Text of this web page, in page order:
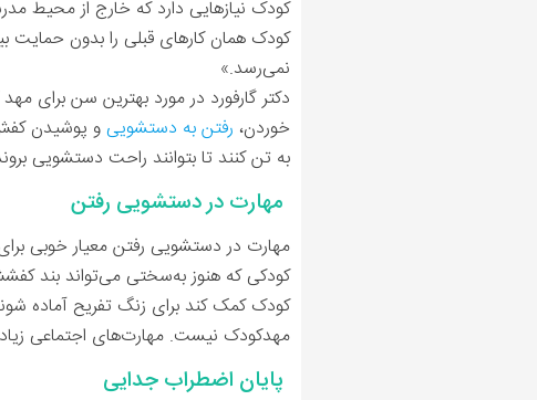
کودک نیازهایی دارد که خارج از محیط
کودک همان کارهای قبلی را بدون حمایت
نمی‌رسد.»
دکتر گارفورد در مورد بهترین سن برای
خوردن، رفتن به دستشویی و پوشیدن
به تن کنند تا بتوانند راحت دستشویی
مهارت در دستشویی رفتن
مهارت در دستشویی رفتن معیار خوبی
کودک کمک کند برای زنگ تفریح آماده
مهدکودک نیست. مهارت‌‌های اجتماعی
پایان اضطراب جدایی